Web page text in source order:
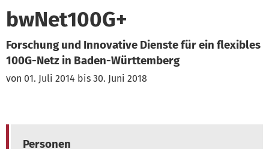
bwNet100G+
Forschung und Innovative Dienste für ein flexibles
100G-Netz in Baden-Württemberg
von 01. Juli 2014 bis 30. Juni 2018
Personen